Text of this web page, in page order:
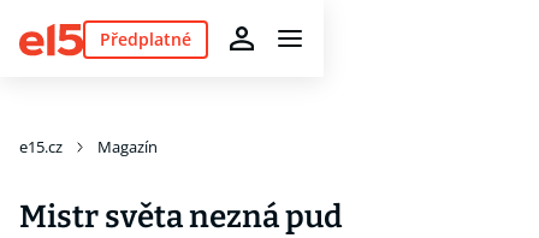
Předplatné
e15.cz Magazín
Mistr světa nezná pud